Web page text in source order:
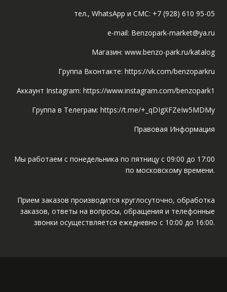
тел., WhatsApp и СМС: +7 (928) 610 95-05
e-mail: Benzopark-market@ya.ru
Магазин: www.benzo-park.ru/katalog
Группа Вконтакте: https://vk.com/benzoparkru
Аккаунт Instagram: https://www.instagram.com/benzopark1
Группа в Телеграм: https://t.me/+_qDIgXFZeIw5MDMy
Правовая Информация
Мы работаем с понедельника по пятницу с 09:00 до 17:00
по московскому времени.
Прием заказов производится круглосуточно, обработка
заказов, ответы на вопросы, обращения и телефонные
звонки осуществляется ежедневно с 10:00 до 16:00.